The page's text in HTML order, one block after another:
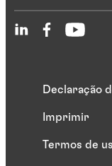
Declaração
Imprimir
Termos de